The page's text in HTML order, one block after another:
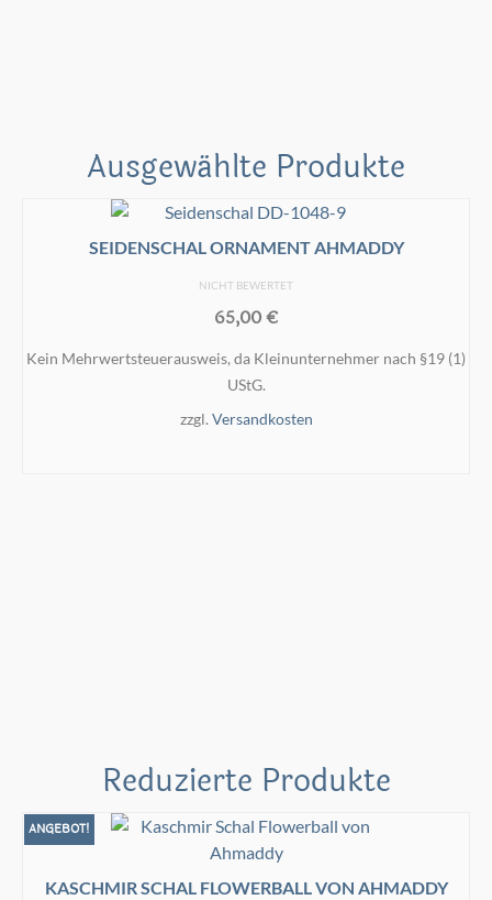
Ausgewählte Produkte
SEIDENSCHAL ORNAMENT AHMADDY
NICHT BEWERTET
65,00€
Kein Mehrwertsteuerausweis, da Kleinunternehmer nach §19 (1)
UStG.
zzgl. Versandkosten
Reduzierte Produkte
ANGEBOT!
KASCHMIR SCHAL FLOWERBALL VON AHMADDY